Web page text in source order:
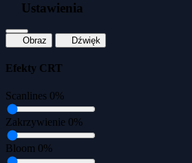
Ustawienia
Obraz Dźwięk
Efekty CRT
Scanlines 0%
Zakrzywienie 0%
Bloom 0%